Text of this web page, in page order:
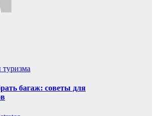
туризма
багаж: советы для